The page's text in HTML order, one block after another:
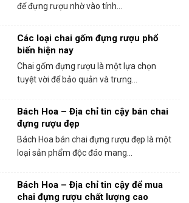
để đựng rượu nhờ vào tính...
Các loại chai gốm đựng rượu phổ
biến hiện nay
Chai gốm đựng rượu là một lựa chọn
tuyệt vời để bảo quản và trưng...
Bách Hoa – Địa chỉ tin cậy bán chai
đựng rượu đẹp
Bách Hoa bán chai đựng rượu đẹp là một
loại sản phẩm độc đáo mang...
Bách Hoa – Địa chỉ tin cậy để mua
chai đựng rượu chất lượng cao